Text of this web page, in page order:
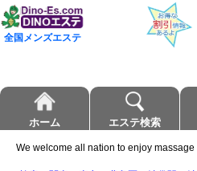
全国メンズエステ
ホーム エステ検索
We welcome all nation to enjoy massage